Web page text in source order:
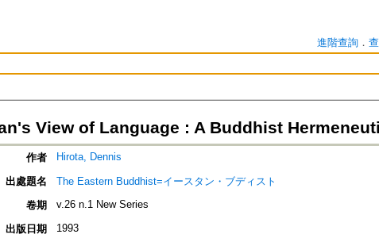
進階查詢．
View of Language : A Buddhist
作者 Hirota, Dennis
出處題名
The Eastern Buddhist=イースタン・ブディスト
卷期
v.26 n.1 New Series
出版日期 1993